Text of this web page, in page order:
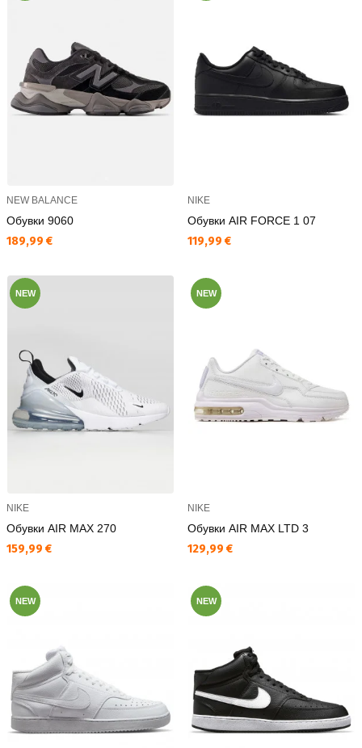
NEW BALANCE
Обувки 9060
Текуща цена:
189,99 €
NIKE
Обувки AIR FORCE 1 07
Текуща цена:
119,99 €
NEW
NIKE
Обувки AIR MAX 270
Текуща цена:
159,99 €
NEW
NIKE
Обувки AIR MAX LTD 3
Текуща цена:
129,99 €
NEW NEW